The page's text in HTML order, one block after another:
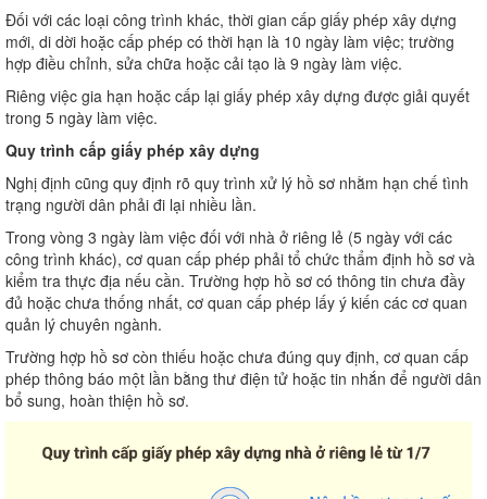
Đối với các loại công trình khác, thời gian cấp giấy phép xây dựng
mới, di dời hoặc cấp phép có thời hạn là 10 ngày làm việc; trường
hợp điều chỉnh, sửa chữa hoặc cải tạo là 9 ngày làm việc.
Riêng việc gia hạn hoặc cấp lại giấy phép xây dựng được giải quyết
trong 5 ngày làm việc.
Quy trình cấp giấy phép xây dựng
Nghị định cũng quy định rõ quy trình xử lý hồ sơ nhằm hạn chế tình
trạng người dân phải đi lại nhiều lần.
Trong vòng 3 ngày làm việc đối với nhà ở riêng lẻ (5 ngày với các
công trình khác), cơ quan cấp phép phải tổ chức thẩm định hồ sơ và
kiểm tra thực địa nếu cần. Trường hợp hồ sơ có thông tin chưa đầy
đủ hoặc chưa thống nhất, cơ quan cấp phép lấy ý kiến các cơ quan
quản lý chuyên ngành.
Trường hợp hồ sơ còn thiếu hoặc chưa đúng quy định, cơ quan cấp
phép thông báo một lần bằng thư điện tử hoặc tin nhắn để người dân
bổ sung, hoàn thiện hồ sơ.